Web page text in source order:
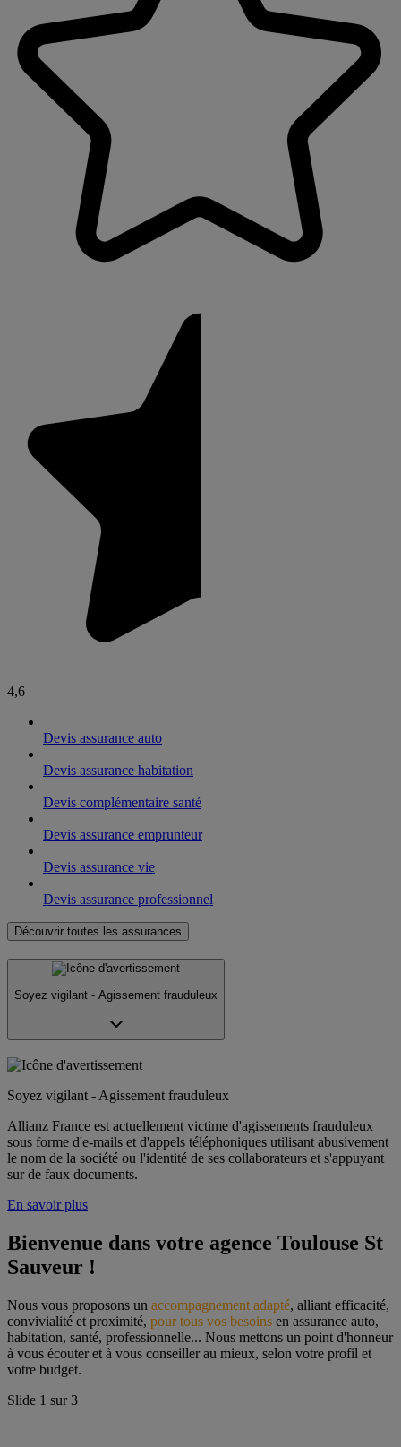
4,6
Devis assurance auto
Devis assurance habitation
Devis complémentaire santé
Devis assurance emprunteur
Devis assurance vie
Devis assurance professionnel
Découvrir toutes les assurances
Soyez vigilant - Agissement frauduleux
Soyez vigilant - Agissement frauduleux
Allianz France est actuellement victime d'agissements frauduleux
sous forme d'e-mails et d'appels téléphoniques utilisant abusivement
le nom de la société ou l'identité de ses collaborateurs et s'appuyant
sur de faux documents.
En savoir plus
Bienvenue dans votre agence Toulouse St
Sauveur !
Nous vous proposons un accompagnement adapté, alliant efficacité,
convivialité et proximité, pour tous vos besoins en assurance auto,
habitation, santé, professionnelle... Nous mettons un point d'honneur
à vous écouter et à vous conseiller au mieux, selon votre profil et
votre budget.
Slide 1 sur3